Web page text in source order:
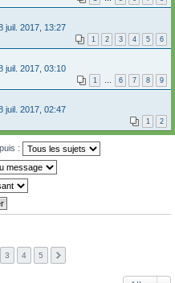
juil. 2017, 13:27
1 2 3 4 5 6
juil. 2017, 03:10
1 … 6 7 8 9
juil. 2017, 02:47
1 2
:
3 4 5